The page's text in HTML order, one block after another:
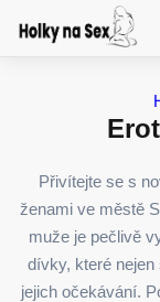
Přivítejte se s
ženami ve městě
muže je pečlivě
dívky, které
jejich očekávání.